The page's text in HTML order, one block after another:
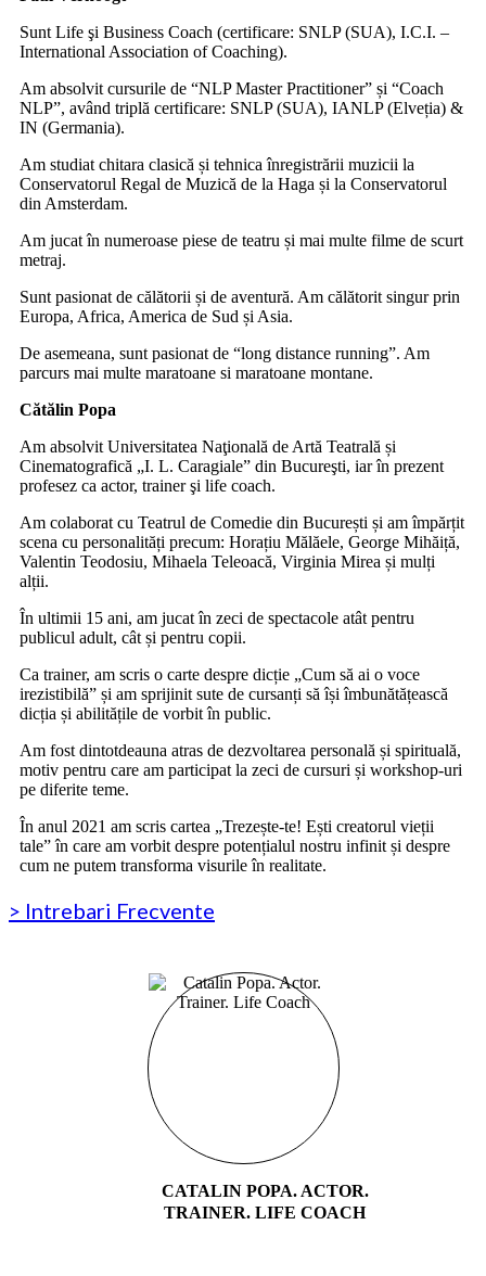
Sunt Life şi Business Coach (certificare: SNLP (SUA), I.C.I. –
International Association ofCoaching).
Am absolvit cursurile de “NLP MasterPractitioner” și “Coach
NLP”, având triplă certificare: SNLP (SUA), IANLP (Elveția) &
IN (Germania).
Am studiat chitara clasică și tehnicaînregistrării muzicii la
Conservatorul Regal de Muzică de la Haga și la Conservatorul
din Amsterdam.
Am jucat în numeroase piese de teatru și mai multe filme de scurt
metraj.
Sunt pasionat de călătorii și de aventură. Am călătorit singur prin
Europa, Africa, America de Sud și Asia.
De asemeana, sunt pasionat de “long distance running”. Am
parcurs mai multe maratoane si maratoane montane.
Cătălin Popa
Am absolvit Universitatea Naţională de Artă Teatrală și
Cinematografică „I. L. Caragiale” din Bucureşti, iar în prezent
profesez ca actor, trainerşi life coach.
Am colaborat cu Teatrul de Comedie din București și am împărțit
scena cu personalități precum: Horațiu Mălăele, George Mihăiță,
Valentin Teodosiu, Mihaela Teleoacă, Virginia Mirea și mulți
alții.
În ultimii 15 ani, am jucat în zeci de spectacole atât pentru
publicul adult, cât și pentru copii.
Ca trainer, am scris o carte despre dicție „Cum să ai o voce
irezistibilă” și am sprijinit sute de cursanți să își îmbunătățească
dicția și abilitățile de vorbit în public.
Am fost dintotdeauna atras de dezvoltarea personală și spirituală,
motiv pentru care am participat la zeci de cursuri și workshop-uri
pe diferite teme.
În anul 2021 am scris cartea „Trezește-te! Ești creatorul vieții
tale” în care am vorbit despre potențialul nostru infinit și despre
cum ne putem transforma visurile în realitate.
> Intrebari Frecvente
CATALIN POPA. ACTOR.
TRAINER. LIFE COACH